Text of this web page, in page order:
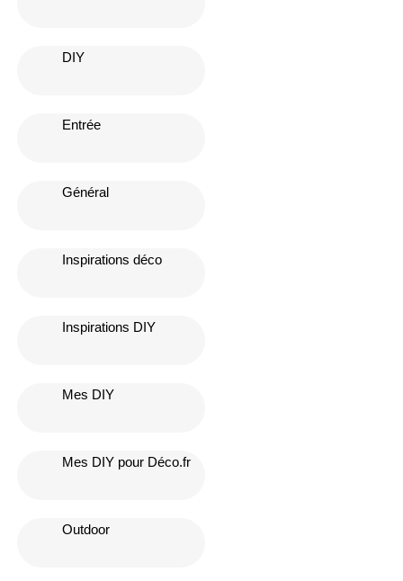
DIY
Entrée
Général
Inspirations déco
Inspirations DIY
Mes DIY
Mes DIY pour Déco.fr
Outdoor